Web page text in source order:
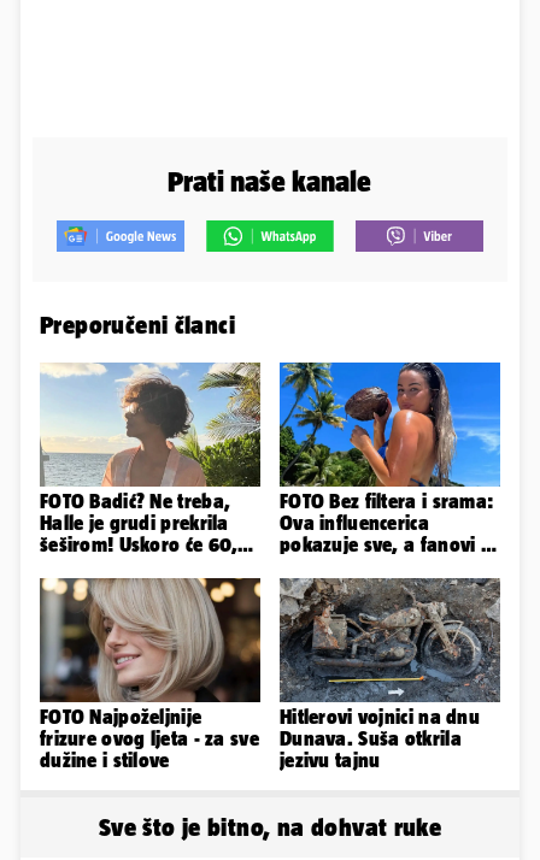
Prati naše kanale
Preporučeni članci
FOTO Badić? Ne treba,
Halle je grudi prekrila
šeširom! Uskoro će 60,
FOTO Bez filtera i srama:
Ova influencerica
pokazuje sve, a fanovi je
FOTO Najpoželjnije
frizure ovog ljeta - za sve
dužine i stilove
Hitlerovi vojnici na dnu
Dunava. Suša otkrila
jezivu tajnu
Sve što je bitno, na dohvat ruke